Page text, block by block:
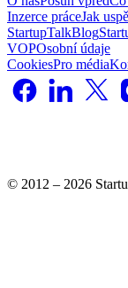
Inzerce práceJak
StartupTalkBlog
VOPOsobní údaje
CookiesPro média
© 2012 – 2026